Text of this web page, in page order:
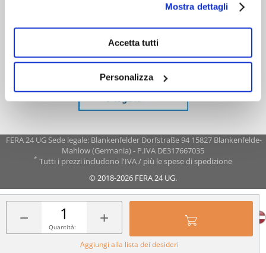
Mostra dettagli
Accetta tutti
Personalizza
− +
Quantità:
Aggiungi alla lista dei desideri
FERA 24 UG Sede legale: Blankenfelder Dorfstraße 94 15827 Blankenfelde-
Mahlow (Germania) - P.IVA DE317667035
* Tutti i prezzi includono l'IVA / più le spese di spedizione
© 2018-2026 FERA 24 UG.
FERA INTERNATIONAL: